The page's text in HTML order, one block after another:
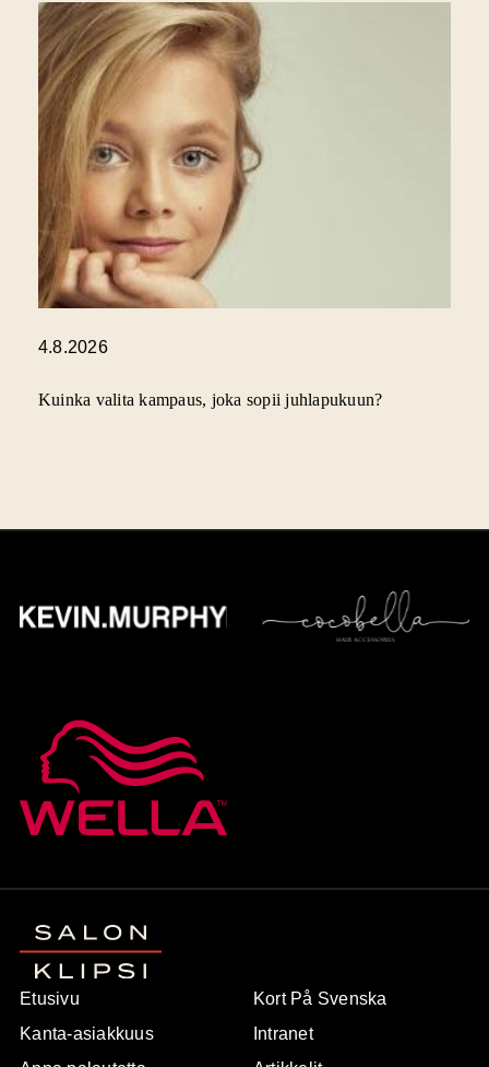
4.8.2026
Kuinka valita kampaus, joka sopii juhlapukuun?
Etusivu
Kanta-asiakkuus
Kort På Svenska
Intranet